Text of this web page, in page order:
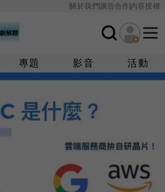
關於我們廣告合作內容授權
專題 影音 活動